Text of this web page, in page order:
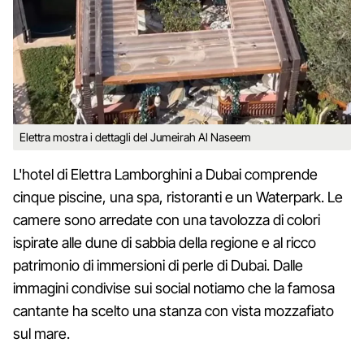
Elettra mostra i dettagli del Jumeirah Al Naseem
L'hotel di Elettra Lamborghini a Dubai comprende
cinque piscine, una spa, ristoranti e un Waterpark. Le
camere sono arredate con una tavolozza di colori
ispirate alle dune di sabbia della regione e al ricco
patrimonio di immersioni di perle di Dubai. Dalle
immagini condivise sui social notiamo che la famosa
cantante ha scelto una stanza con vista mozzafiato
sul mare.